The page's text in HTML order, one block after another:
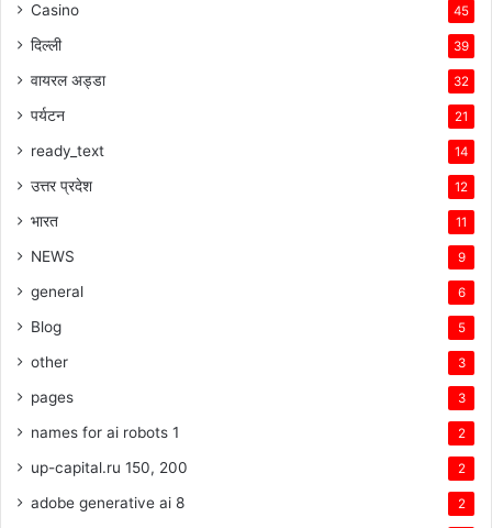
Casino 45
दिल्ली 39
वायरल अड्डा 32
पर्यटन 21
ready_text 14
उत्तर प्रदेश 12
भारत 11
NEWS 9
general 6
Blog 5
other 3
pages 3
names for ai robots 1 2
up-capital.ru 150, 200 2
adobe generative ai 8 2